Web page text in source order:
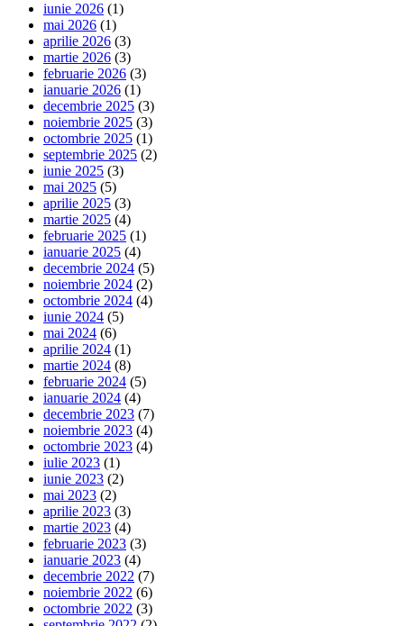
iunie 2026 (1)
mai 2026 (1)
aprilie 2026 (3)
martie 2026 (3)
februarie 2026 (3)
ianuarie 2026 (1)
decembrie 2025 (3)
noiembrie 2025 (3)
octombrie 2025 (1)
septembrie 2025 (2)
iunie 2025 (3)
mai 2025 (5)
aprilie 2025 (3)
martie 2025 (4)
februarie 2025 (1)
ianuarie 2025 (4)
decembrie 2024 (5)
noiembrie 2024 (2)
octombrie 2024 (4)
iunie 2024 (5)
mai 2024 (6)
aprilie 2024 (1)
martie 2024 (8)
februarie 2024 (5)
ianuarie 2024 (4)
decembrie 2023 (7)
noiembrie 2023 (4)
octombrie 2023 (4)
iulie 2023 (1)
iunie 2023 (2)
mai 2023 (2)
aprilie 2023 (3)
martie 2023 (4)
februarie 2023 (3)
ianuarie 2023 (4)
decembrie 2022 (7)
noiembrie 2022 (6)
octombrie 2022 (3)